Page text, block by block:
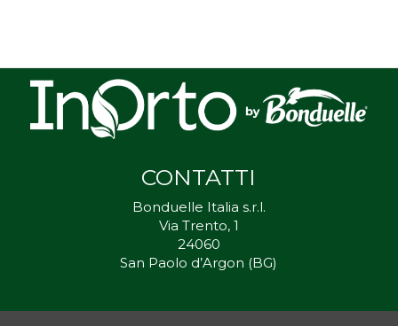
CONTATTI
Bonduelle Italia s.r.l.
Via Trento, 1
24060
San Paolo d’Argon (BG)